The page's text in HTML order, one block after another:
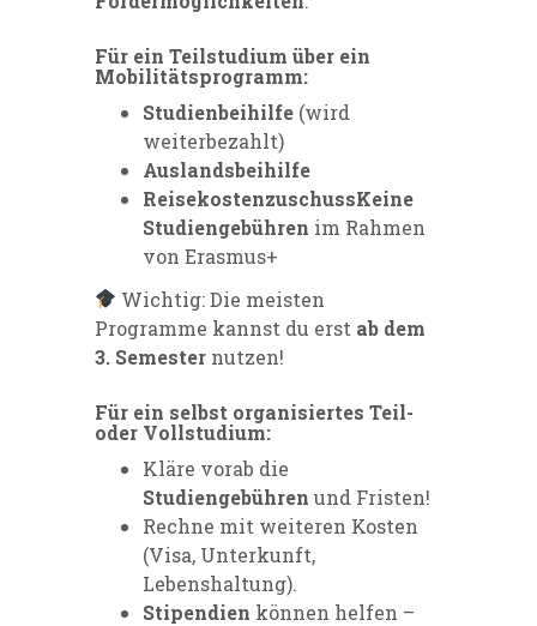
Für ein Teilstudium über ein
Mobilitätsprogramm:
Studienbeihilfe (wird
weiterbezahlt)
Auslandsbeihilfe
ReisekostenzuschussKeine
Studiengebühren im Rahmen
von Erasmus+
Wichtig: Die meisten
Programme kannst du erst ab dem
3. Semester nutzen!
Für ein selbst organisiertes Teil-
oder Vollstudium:
Kläre vorab die
Studiengebühren und Fristen!
Rechne mit weiteren Kosten
(Visa, Unterkunft,
Lebenshaltung).
Stipendien können helfen –